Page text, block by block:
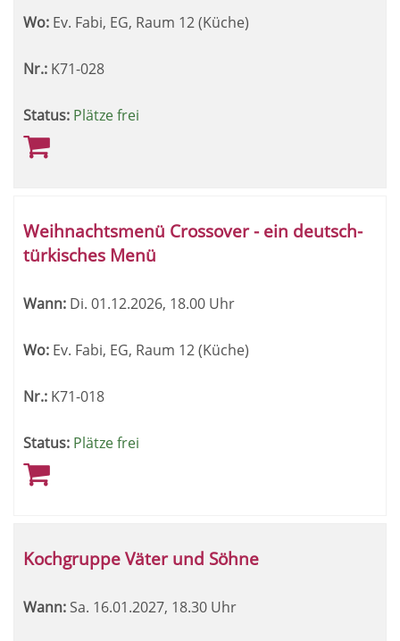
Wo: Ev. Fabi, EG, Raum 12 (Küche)
Nr.: K71-028
Status: Plätze frei
Weihnachtsmenü Crossover - ein deutsch-
türkisches Menü
Wann: Di. 01.12.2026, 18.00 Uhr
Wo: Ev. Fabi, EG, Raum 12 (Küche)
Nr.: K71-018
Status: Plätze frei
Kochgruppe Väter und Söhne
Wann: Sa. 16.01.2027, 18.30 Uhr